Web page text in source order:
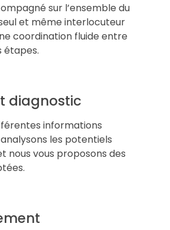
sur l’ensemble du
et même interlocuteur
coordination fluide entre
étapes.
diagnostic
informations
les potentiels
nous vous proposons des